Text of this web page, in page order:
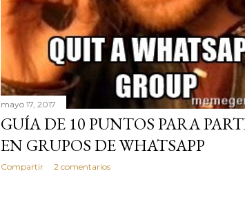
mayo 17, 2017
GUÍA DE 10 PUNTOS PARA
EN GRUPOS DE WHATSAPP
Compartir 2 comentarios